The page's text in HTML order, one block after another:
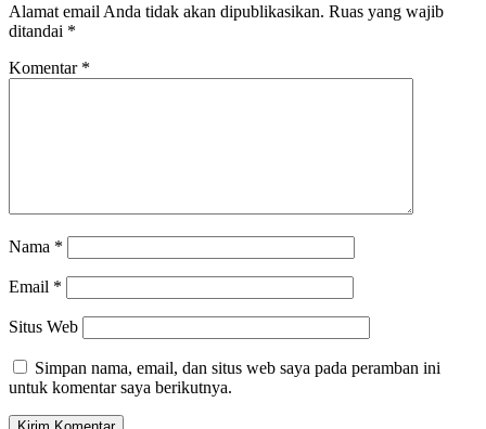
Alamat email Anda tidak akan dipublikasikan. Ruas yang wajib
ditandai *
Komentar *
Nama *
Email *
Situs Web
Simpan nama, email, dan situs web saya pada peramban ini
untuk komentar saya berikutnya.